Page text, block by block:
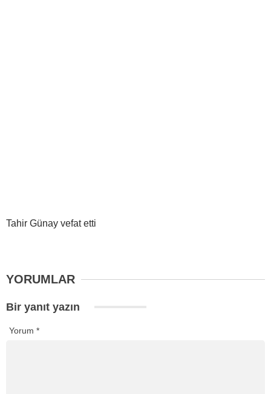
Tahir Günay vefat etti
YORUMLAR
Bir yanıt yazın
Yorum *